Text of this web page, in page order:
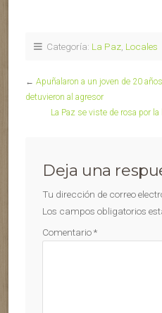
Categoría: La Paz, Locales
← Apuñalaron a un joven de 20
detuvieron al agresor
La Paz se viste de rosa por
Deja una
Tu dirección de correo
Los campos obligatorios
Comentario*